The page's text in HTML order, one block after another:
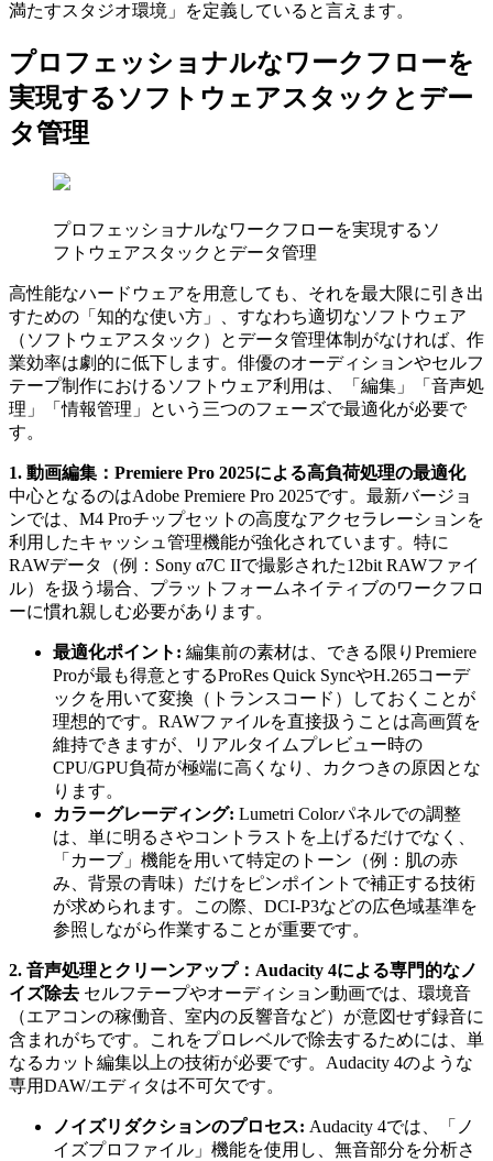
満たすスタジオ環境」を定義していると言えます。
プロフェッショナルなワークフローを
実現するソフトウェアスタックとデー
タ管理
プロフェッショナルなワークフローを実現するソ
フトウェアスタックとデータ管理
高性能なハードウェアを用意しても、それを最大限に引き出
すための「知的な使い方」、すなわち適切なソフトウェア
（ソフトウェアスタック）とデータ管理体制がなければ、作
業効率は劇的に低下します。俳優のオーディションやセルフ
テープ制作におけるソフトウェア利用は、「編集」「音声処
理」「情報管理」という三つのフェーズで最適化が必要で
す。
1. 動画編集：Premiere Pro 2025による高負荷処理の最適化
中心となるのはAdobe Premiere Pro 2025です。最新バージョ
ンでは、M4 Proチップセットの高度なアクセラレーションを
利用したキャッシュ管理機能が強化されています。特に
RAWデータ（例：Sony α7C IIで撮影された12bit RAWファイ
ル）を扱う場合、プラットフォームネイティブのワークフロ
ーに慣れ親しむ必要があります。
最適化ポイント: 編集前の素材は、できる限りPremiere
Proが最も得意とするProRes Quick SyncやH.265コーデ
ックを用いて変換（トランスコード）しておくことが
理想的です。RAWファイルを直接扱うことは高画質を
維持できますが、リアルタイムプレビュー時の
CPU/GPU負荷が極端に高くなり、カクつきの原因とな
ります。
カラーグレーディング: Lumetri Colorパネルでの調整
は、単に明るさやコントラストを上げるだけでなく、
「カーブ」機能を用いて特定のトーン（例：肌の赤
み、背景の青味）だけをピンポイントで補正する技術
が求められます。この際、DCI-P3などの広色域基準を
参照しながら作業することが重要です。
2. 音声処理とクリーンアップ：Audacity 4による専門的なノ
イズ除去 セルフテープやオーディション動画では、環境音
（エアコンの稼働音、室内の反響音など）が意図せず録音に
含まれがちです。これをプロレベルで除去するためには、単
なるカット編集以上の技術が必要です。Audacity 4のような
専用DAW/エディタは不可欠です。
ノイズリダクションのプロセス: Audacity 4では、「ノ
イズプロファイル」機能を使用し、無音部分を分析さ